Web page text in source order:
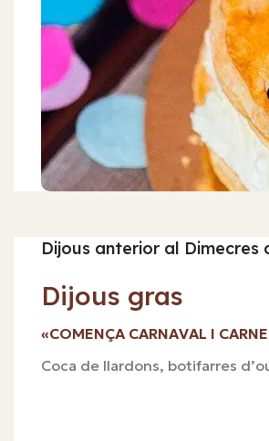
Dijous anterior al Dimecres
Dijous gras
«COMENÇA CARNAVAL I
Coca de llardons, botifarres